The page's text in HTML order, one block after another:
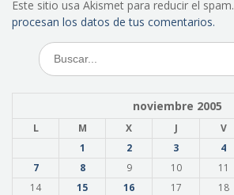
Este sitio usa Akismet para reducir el spam.
procesan los datos de tus comentarios.
Buscar:
noviembre 2005
L M X J V
1
2 3 4
7
8 9 10 11
14
15 16 17 18